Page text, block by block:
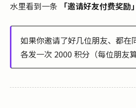
水里看到一条
「邀请好友付费奖励」
如果你邀请了好几位朋友、都在
各发一次 2000 积分（每位朋友